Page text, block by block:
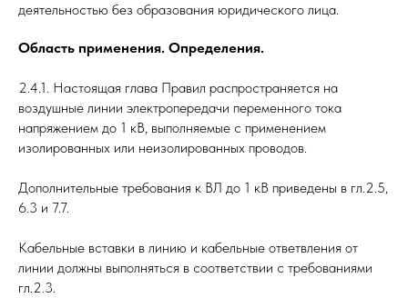
деятельностью без образования юридического лица.
Область применения. Определения.
2.4.1. Настоящая глава Правил распространяется на
воздушные линии электропередачи переменного тока
напряжением до 1 кВ, выполняемые с применением
изолированных или неизолированных проводов.
Дополнительные требования к ВЛ до 1 кВ приведены в гл.2.5,
6.3 и 7.7.
Кабельные вставки в линию и кабельные ответвления от
линии должны выполняться в соответствии с требованиями
гл.2.3.